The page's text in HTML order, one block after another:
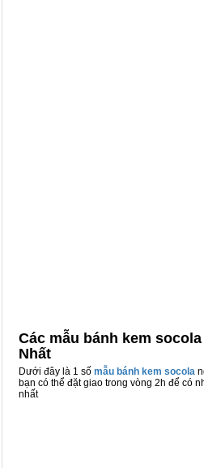
Các mẫu bánh kem
Nhất
Dưới đây là 1 số mẫu bánh kem socola
bạn có thể đặt giao trong vòng 2h để có
nhất